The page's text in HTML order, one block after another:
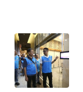
WN
CIANJUR